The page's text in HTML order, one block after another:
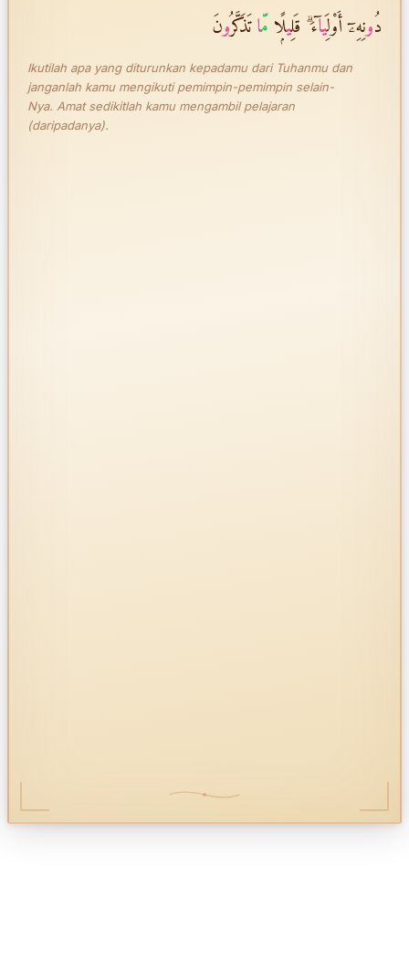
دُونِهِۦٓ أَوْلِيآءَ ۗ قَلِيلًۭا مّاتَذَكَّرُونَ
Ikutilah apa yang diturunkan kepadamu dari Tuhanmu dan
janganlah kamu mengikuti pemimpin-pemimpin selain-
Nya. Amat sedikitlah kamu mengambil pelajaran
(daripadanya).